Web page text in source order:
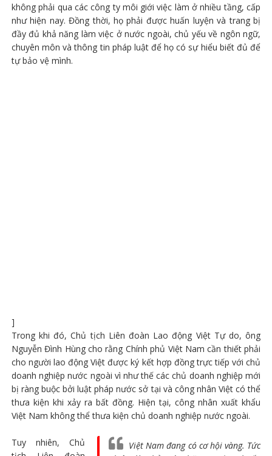
không phải qua các công ty môi giới việc làm ở nhiều tầng, cấp
như hiện nay. Đồng thời, họ phải được huấn luyện và trang bị
đầy đủ khả năng làm việc ở nước ngoài, chủ yếu về ngôn ngữ,
chuyên môn và thông tin pháp luật để họ có sự hiểu biết đủ để
tự bảo vệ mình.
]
Trong khi đó, Chủ tịch Liên đoàn Lao động Việt Tự do, ông
Nguyễn Đình Hùng cho rằng Chính phủ Việt Nam cần thiết phải
cho người lao động Việt được ký kết hợp đồng trực tiếp với chủ
doanh nghiệp nước ngoài vì như thế các chủ doanh nghiệp mới
bị ràng buộc bởi luật pháp nước sở tại và công nhân Việt có thể
thưa kiện khi xảy ra bất đồng. Hiện tại, công nhân xuất khẩu
Việt Nam không thể thưa kiện chủ doanh nghiệp nước ngoài.
Việt Nam đang có cơ hội vàng. Tức
Tuy nhiên, Chủ